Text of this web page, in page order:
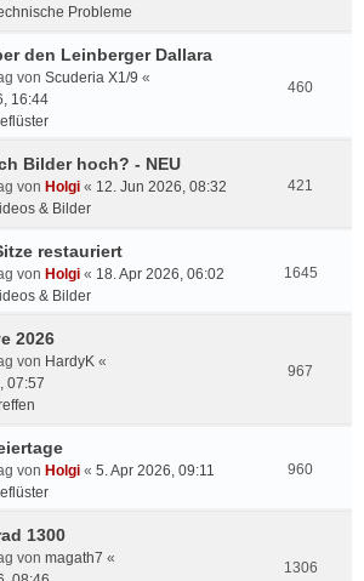
Probleme
den Leinberger Dallara
von Scuderia X1/9 «
16:44
460
Bilder hoch? - NEU
von Holgi « 12. Jun 2026, 08:32
& Bilder
421
restauriert
von Holgi « 18. Apr 2026, 06:02
& Bilder
1645
2026
von HardyK «
07:57
967
von Holgi « 5. Apr 2026, 09:11
960
1300
von magath7 «
1306